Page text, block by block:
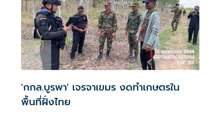
'กกล.บูรพา' เจรจาเขมร งดทำเกษตรใน
พื้นที่ฝั่งไทย